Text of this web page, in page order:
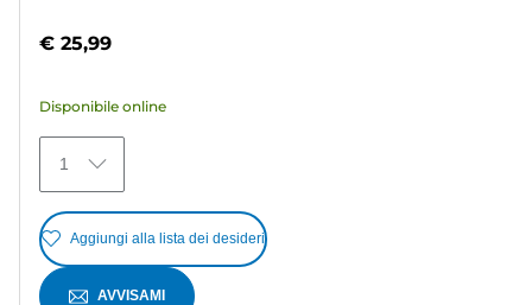
5
371
recensioni
€ 25,99
Disponibile online
1
Aggiungi alla lista dei desideri
AVVISAMI